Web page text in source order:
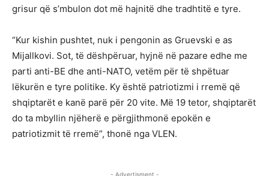
grisur që s’mbulon dot më hajnitë dhe tradhtitë e tyre.
“Kur kishin pushtet, nuk i pengonin as Gruevski e as
Mijallkovi. Sot, të dëshpëruar, hyjnë në pazare edhe me
parti anti-BE dhe anti-NATO, vetëm për të shpëtuar
lëkurën e tyre politike. Ky është patriotizmi i rremë që
shqiptarët e kanë parë për 20 vite. Më 19 tetor, shqiptarët
do ta mbyllin njëherë e përgjithmonë epokën e
patriotizmit të rremë”, thonë nga VLEN.
- Advertisment -